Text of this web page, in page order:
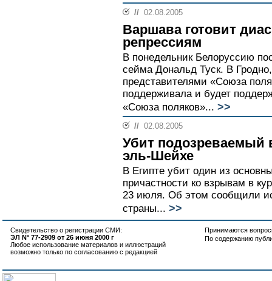
// 02.08.2005
Варшава готовит
репрессиям
В понедельник Белоруссию
сейма Дональд Туск. В
представителями «Союза
поддерживала и будет
«Союза поляков»... >>
// 02.08.2005
Убит
эль-Шейхе
В Египте убит один из
причастности ко взрывам в
23 июля. Об этом сообщили
страны... >>
Свидетельство о регистрации СМИ:
ЭЛ N° 77-2909 от 26 июня 2000 г
Любое использование материалов и иллюстраций
возможно только по согласованию с редакцией
Принимаются
По содержанию